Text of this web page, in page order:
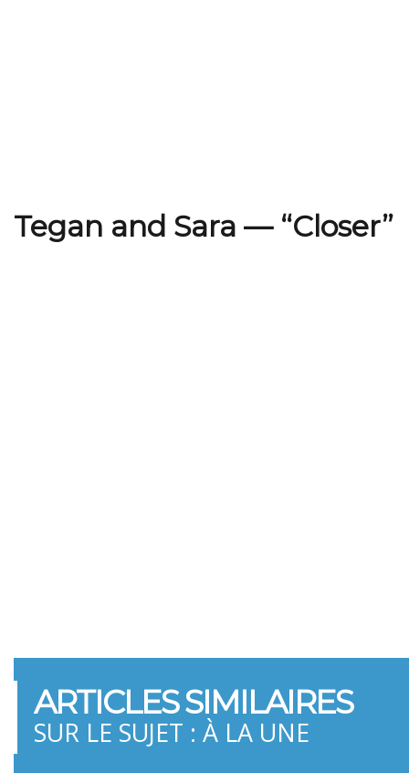
Tegan and Sara — “Closer”
ARTICLES SIMILAIRES
SUR LE SUJET : À LA UNE